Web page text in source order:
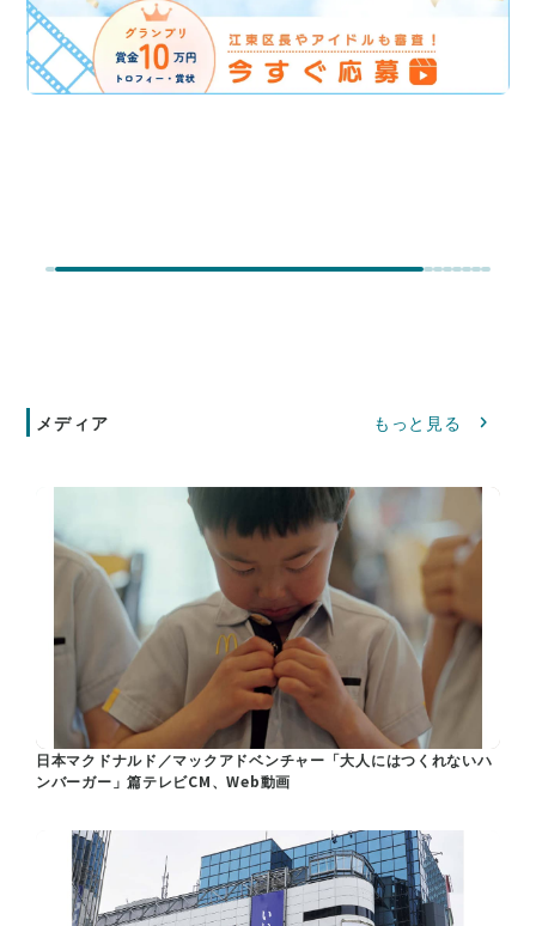
メディア もっと見る
日本マクドナルド／マックアドベンチャー「大人にはつくれないハ
ンバーガー」篇テレビCM、Web動画